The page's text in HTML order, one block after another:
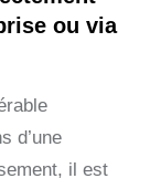
ou via
d’une
il est